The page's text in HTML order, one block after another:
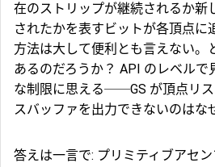
在のストリップが継続されるか新
されたかを表すビットが各頂点に
方法は大して便利とも言えない。
あるのだろうか？ API のレベルで
な制限に思える──GS が頂点リ
スバッファを出力できないのはな
答えは一言で: プリミティブアセ